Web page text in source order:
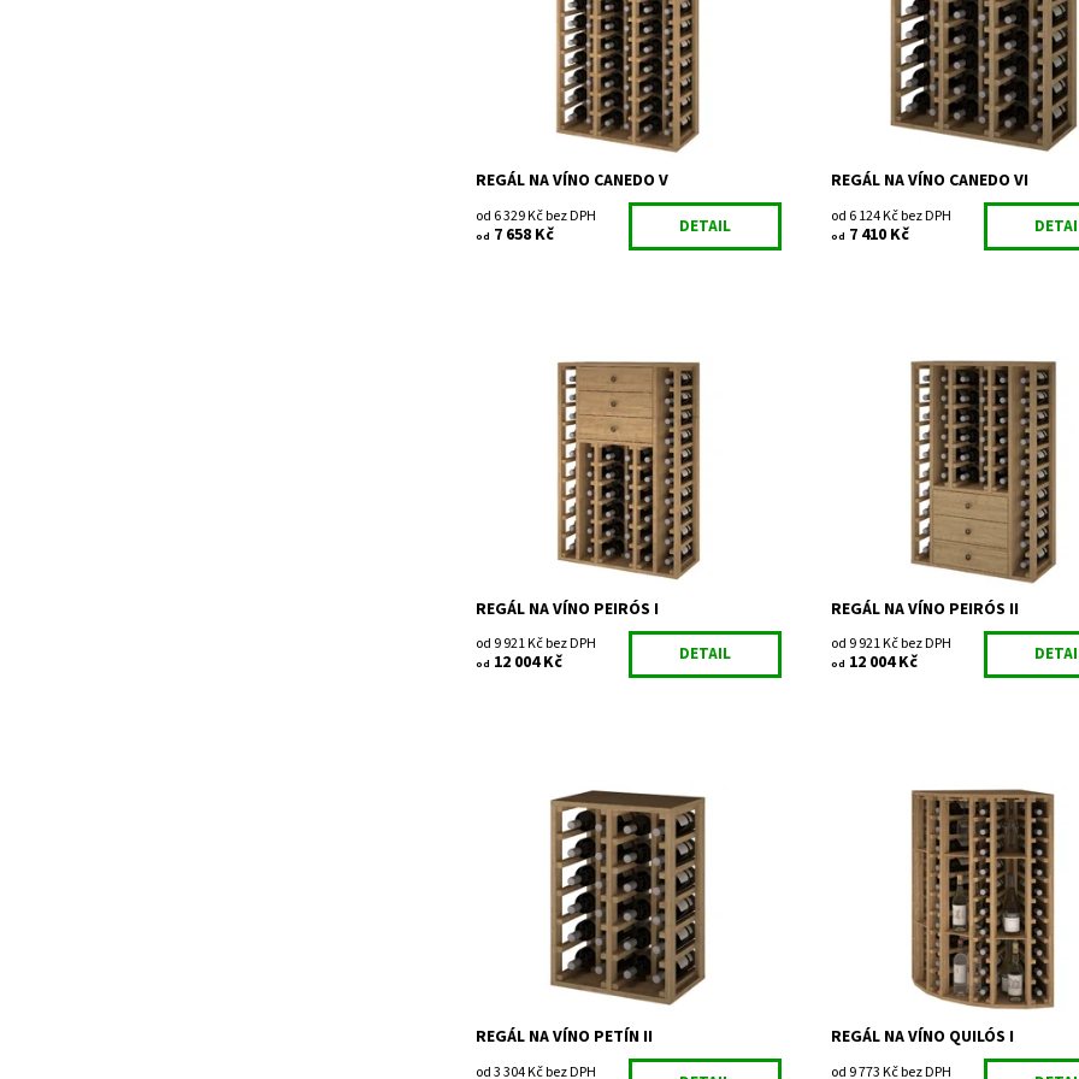
Dostupnost:
Skladem
EX2060
Expovinalia
2 roky
REGÁL NA VÍNO CANEDO V
od 6 329 Kč bez DPH
od 7 658 Kč DETAIL
Dostupnost:
Do 3 týdnů
EX2061
Expovinalia
2 roky
REGÁL NA VÍNO CANEDO VI
od 6 124 Kč bez DPH
od 7 410 Kč
Dřevěný regál na uskladnění vína.
Smontováno z výroby
Dostupnost:
Do 3 týdnů
EX2510
Expovinalia
2 roky
REGÁL NA VÍNO PEIRÓS I
od 9 921 Kč bez DPH
od 12 004 Kč DETAIL
Dřevěný regál na uskladnění vína.
Dostupnost:
Do 3 týdnů
EX2511
Expovinalia
2 roky
REGÁL NA VÍNO PEIRÓS II
od 9 921 Kč bez DPH
od 12 004 Kč
Dřevěný regál na uskladnění vína.
Smontováno z výroby
Skladem
EX2014
Expovinalia
2 roky
REGÁL NA VÍNO PETÍN II
od 3 304 Kč bez DPH
Dřevěný regál na uskladnění vína.
Smontováno z výroby
Do 3 týdnů
EX2035
Expovinalia
2 roky
REGÁL NA VÍNO QUILÓS I
od 9 773 Kč bez DPH